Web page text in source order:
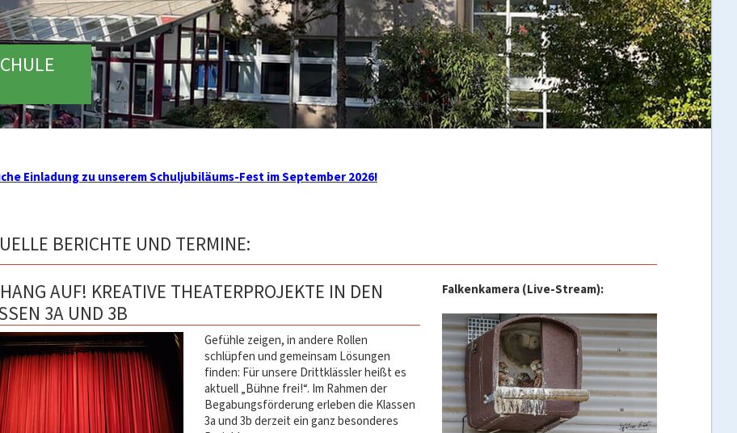
Einladung zu unserem Schuljubiläums-Fest im September 2026!
BERICHTE UND TERMINE:
AUF! KREATIVE THEATERPROJEKTE IN DEN
3A UND 3B
Gefühle zeigen, in andere Rollen
schlüpfen und gemeinsam Lösungen
finden: Für unsere Drittklässler heißt es
aktuell „Bühne frei!“. Im Rahmen der
Begabungsförderung erleben die Klassen
3a und 3b derzeit ein ganz besonderes
Falkenkamera (Live-Stream):